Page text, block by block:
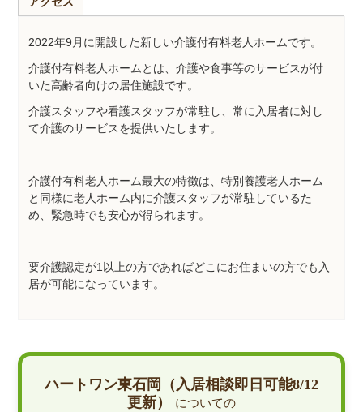
2022年9月に開設した新しい介護付有料老人ホームです。
介護付有料老人ホームとは、介護や食事等のサービスが付
いた高齢者向けの居住施設です。
介護スタッフや看護スタッフが常駐し、常に入居者に対し
て介護のサービスを提供いたします。
介護付有料老人ホーム最大の特徴は、特別養護老人ホーム
と同様に老人ホーム内に介護スタッフが常駐しているた
め、緊急時でも安心が得られます。
要介護認定が1以上の方であればどこにお住まいの方でも入
居が可能になっています。
ハートワン東石岡（入居相談即日可能8/12
更新）
についての